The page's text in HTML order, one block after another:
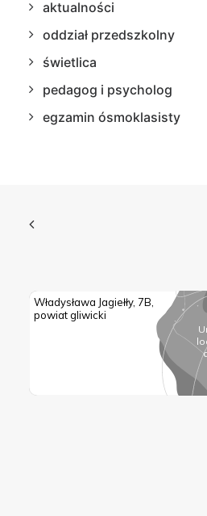
aktualności
oddział przedszkolny
świetlica
pedagog i psycholog
egzamin ósmoklasisty